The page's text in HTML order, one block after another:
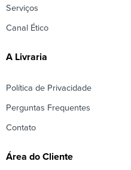
Serviços
Canal Ético
A Livraria
Política de Privacidade
Perguntas Frequentes
Contato
Área do Cliente